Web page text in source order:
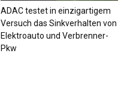
ADAC testet in einzigartigem
Versuch das Sinkverhalten von
Elektroauto und Verbrenner-
Pkw